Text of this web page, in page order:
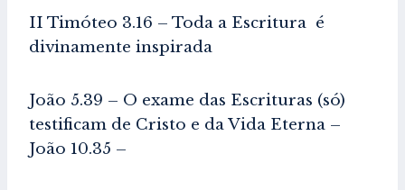
II Timóteo 3.16 – Toda a Escritura é
divinamente inspirada
João 5.39 – O exame das Escrituras (só)
testificam de Cristo e da Vida Eterna –
João 10.35 –